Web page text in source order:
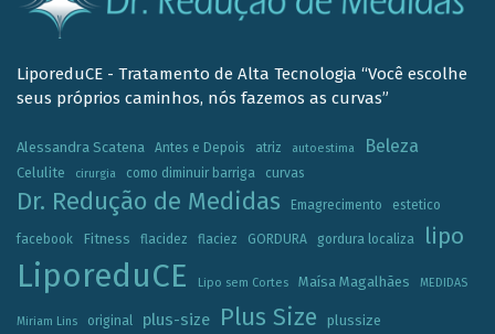
LiporeduCE - Tratamento de Alta Tecnologia “Você escolhe
seus próprios caminhos, nós fazemos as curvas”
Alessandra Scatena Antes e Depois atriz autoestima Beleza
Celulite cirurgia como diminuir barriga curvas
Dr. Redução de Medidas Emagrecimento estetico
facebook Fitness flacidez flaciez GORDURA gordura localiza lipo
LiporeduCE Lipo sem Cortes Maísa Magalhães MEDIDAS
Miriam Lins original plus-size Plus Size
plussize